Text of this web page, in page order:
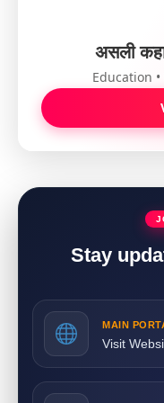
असली
Education
Stay
MAIN
Visit